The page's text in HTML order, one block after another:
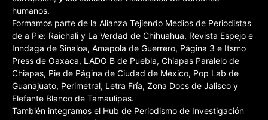
humanos.
Formamos parte de la Alianza Tejiendo Medios de Periodistas
de a Pie: Raichali y La Verdad de Chihuahua, Revista Espejo e
Inndaga de Sinaloa, Amapola de Guerrero, Página 3 e Itsmo
Press de Oaxaca, LADO B de Puebla, Chiapas Paralelo de
Chiapas, Pie de Página de Ciudad de México, Pop Lab de
Guanajuato, Perimetral, Letra Fría, Zona Docs de Jalisco y
Elefante Blanco de Tamaulipas.
También integramos el Hub de Periodismo de Investigación